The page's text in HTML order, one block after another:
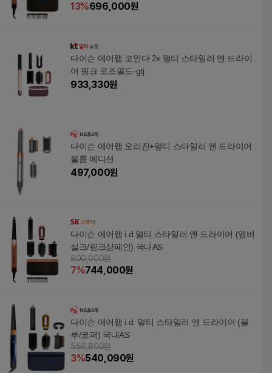
13%696,000원
다이슨 에어랩 코안다 2x 멀티 스타일러 앤 드라이
어 핑크 로즈골드-gtj
933,330원
다이슨 에어랩 오리진+멀티 스타일러 앤 드라이어
볼륨 에디션
497,000원
다이슨 에어랩 i.d.멀티 스타일러 앤 드라이어 (앰버
실크/핑크샴페인) 국내AS
800,000원
7%744,000원
다이슨 에어랩 i.d. 멀티 스타일러 앤 드라이어 (블
루/코퍼) 국내AS
556,800원
3%540,090원